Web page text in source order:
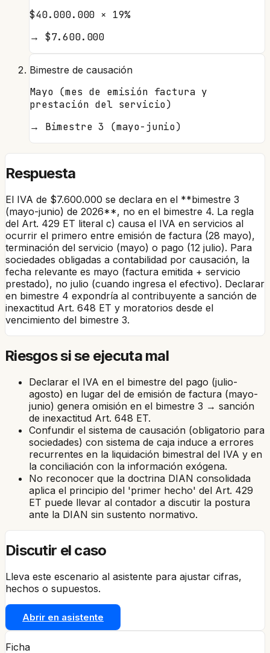
$40.000.000 × 19%
→ $7.600.000
Bimestre de causación
Mayo (mes de emisión factura y
prestación del servicio)
→ Bimestre 3 (mayo-junio)
Respuesta
El IVA de $7.600.000 se declara en el **bimestre 3
(mayo-junio) de 2026**, no en el bimestre 4. La regla
del Art. 429 ET literal c) causa el IVA en servicios al
ocurrir el primero entre emisión de factura (28 mayo),
terminación del servicio (mayo) o pago (12 julio). Para
sociedades obligadas a contabilidad por causación, la
fecha relevante es mayo (factura emitida + servicio
prestado), no julio (cuando ingresa el efectivo). Declarar
en bimestre 4 expondría al contribuyente a sanción de
inexactitud Art. 648 ET y moratorios desde el
vencimiento del bimestre 3.
Riesgos si se ejecuta mal
Declarar el IVA en el bimestre del pago (julio-
agosto) en lugar del de emisión de factura (mayo-
junio) genera omisión en el bimestre 3 → sanción
de inexactitud Art. 648 ET.
Confundir el sistema de causación (obligatorio para
sociedades) con sistema de caja induce a errores
recurrentes en la liquidación bimestral del IVA y en
la conciliación con la información exógena.
No reconocer que la doctrina DIAN consolidada
aplica el principio del 'primer hecho' del Art. 429
ET puede llevar al contador a discutir la postura
ante la DIAN sin sustento normativo.
Discutir el caso
Lleva este escenario al asistente para ajustar cifras,
hechos o supuestos.
Abrir en asistente
Ficha